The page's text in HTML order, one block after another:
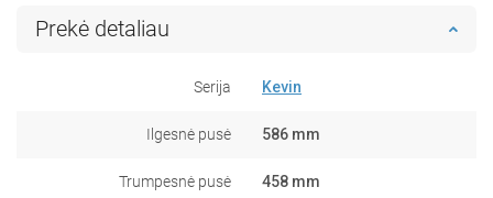
Prekė detaliau
Serija Kevin
Ilgesnė pusė 586 mm
Trumpesnė pusė 458 mm